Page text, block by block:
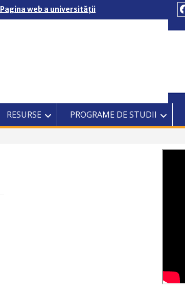
Pagina web a universității
RESURSE PROGRAME DE STUDII